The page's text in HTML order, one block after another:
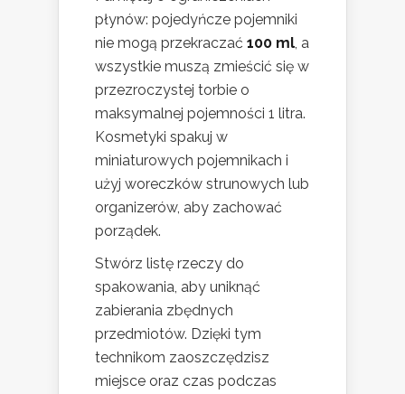
płynów: pojedyńcze pojemniki
nie mogą przekraczać 100 ml , a
wszystkie muszą zmieścić się w
przezroczystej torbie o
maksymalnej pojemności 1 litra.
Kosmetyki spakuj w
miniaturowych pojemnikach i
użyj woreczków strunowych lub
organizerów, aby zachować
porządek.
Stwórz listę rzeczy do
spakowania, aby uniknąć
zabierania zbędnych
przedmiotów. Dzięki tym
technikom zaoszczędzisz
miejsce oraz czas podczas